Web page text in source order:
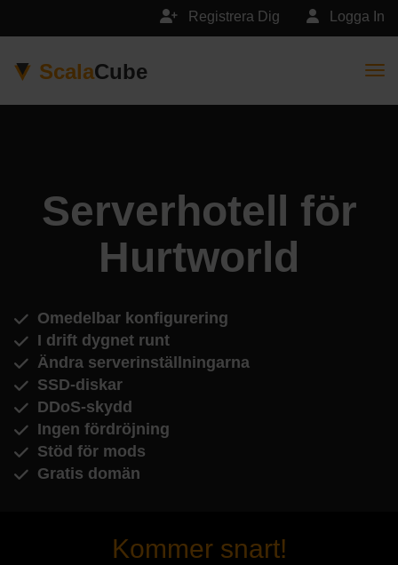
Logga In
Registrera Dig
ScalaCube
Serverhotell för
Hurtworld
Omedelbar konfigurering
I drift dygnet runt
Ändra serverinställningarna
SSD-diskar
DDoS-skydd
Ingen fördröjning
Stöd för mods
Gratis domän
Kommer snart!